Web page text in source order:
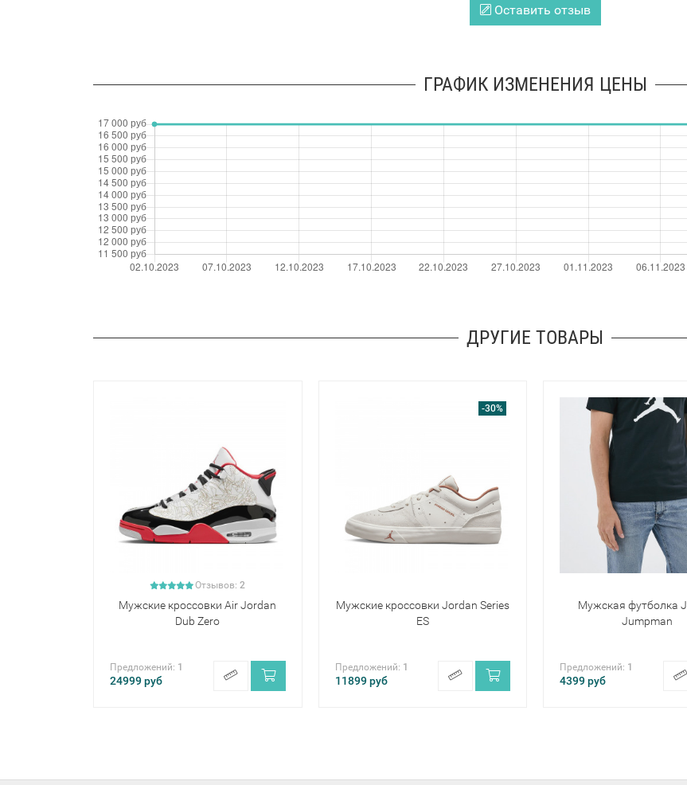
Оставить отзыв
ГРАФИК ИЗМЕНЕНИЯ ЦЕНЫ
ДРУГИЕ ТОВАРЫ
Отзывов:2
Мужские кроссовки Air Jordan
Dub Zero
Предложений: 1
24999руб
-30%
Мужские кроссовки Jordan Series
ES
Предложений: 1
11899руб
Мужская футболка
Jumpman
Предложений: 1
4399руб